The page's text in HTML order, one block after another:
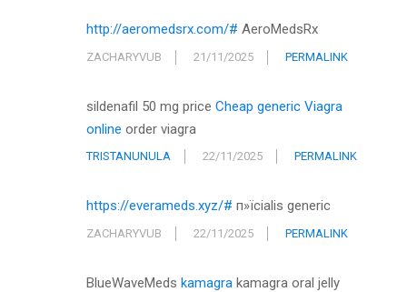
http://aeromedsrx.com/# AeroMedsRx
ZACHARYVUB 21/11/2025 PERMALINK
sildenafil 50 mg price Cheap generic Viagra
online order viagra
TRISTANUNULA 22/11/2025 PERMALINK
https://everameds.xyz/# п»їcialis generic
ZACHARYVUB 22/11/2025 PERMALINK
BlueWaveMeds kamagra kamagra oral jelly